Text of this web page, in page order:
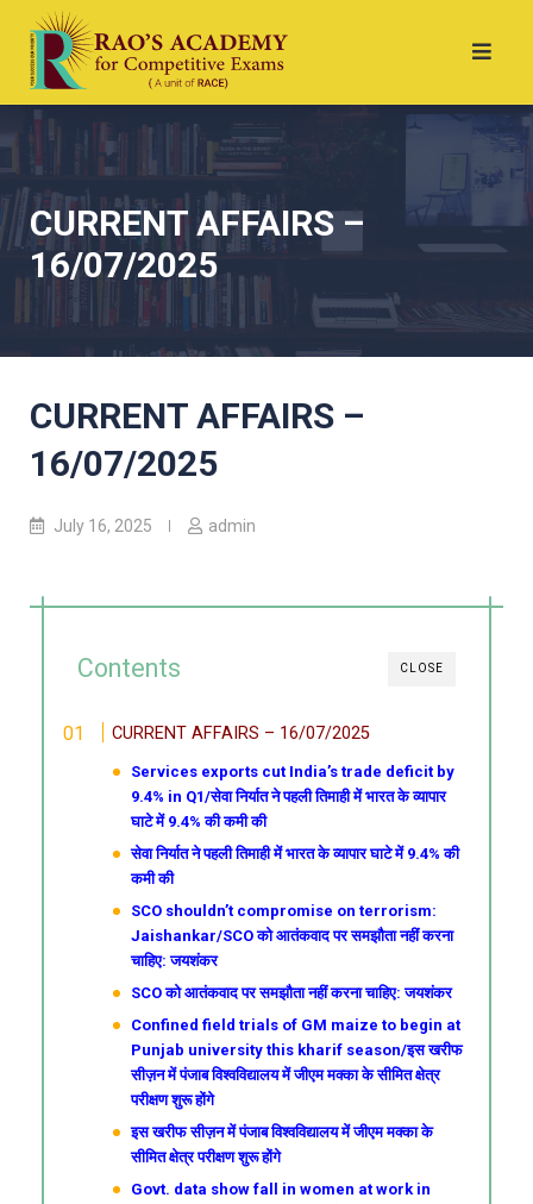
CURRENT AFFAIRS –
16/07/2025
CURRENT AFFAIRS –
16/07/2025
July 16, 2025 admin
CLOSE
Contents
CURRENT AFFAIRS – 16/07/2025
Services exports cut India’s trade deficit by
9.4% in Q1/सेवा निर्यात ने पहली तिमाही में भारत के व्यापार
घाटे में 9.4% की कमी की
सेवा निर्यात ने पहली तिमाही में भारत के व्यापार घाटे में 9.4% की
कमी की
SCO shouldn’t compromise on terrorism:
Jaishankar/SCO को आतंकवाद पर समझौता नहीं करना
चाहिए: जयशंकर
SCO को आतंकवाद पर समझौता नहीं करना चाहिए: जयशंकर
Confined field trials of GM maize to begin at
Punjab university this kharif season/इस खरीफ
सीज़न में पंजाब विश्वविद्यालय में जीएम मक्का के सीमित क्षेत्र
परीक्षण शुरू होंगे
इस खरीफ सीज़न में पंजाब विश्वविद्यालय में जीएम मक्का के
सीमित क्षेत्र परीक्षण शुरू होंगे
Govt. data show fall in women at work in